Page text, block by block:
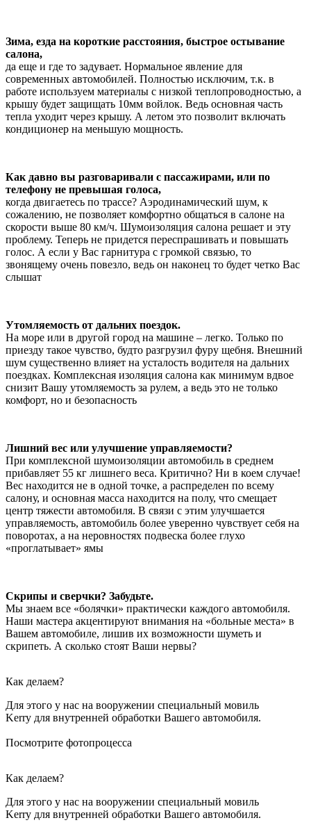
Зима, езда на короткие расстояния, быстрое остывание
салона,
да еще и где то задувает. Нормальное явление для
современных автомобилей. Полностью исключим, т.к. в
работе используем материалы с низкой теплопроводностью, а
крышу будет защищать 10мм войлок. Ведь основная часть
тепла уходит через крышу. А летом это позволит включать
кондиционер на меньшую мощность.
Как давно вы разговаривали с пассажирами, или по
телефону не превышая голоса,
когда двигаетесь по трассе? Аэродинамический шум, к
сожалению, не позволяет комфортно общаться в салоне на
скорости выше 80 км/ч. Шумоизоляция салона решает и эту
проблему. Теперь не придется переспрашивать и повышать
голос. А если у Вас гарнитура с громкой связью, то
звонящему очень повезло, ведь он наконец то будет четко Вас
слышат
Утомляемость от дальних поездок.
На море или в другой город на машине – легко. Только по
приезду такое чувство, будто разгрузил фуру щебня. Внешний
шум существенно влияет на усталость водителя на дальних
поездках. Комплексная изоляция салона как минимум вдвое
снизит Вашу утомляемость за рулем, а ведь это не только
комфорт, но и безопасность
Лишний вес или улучшение управляемости?
При комплексной шумоизоляции автомобиль в среднем
прибавляет 55 кг лишнего веса. Критично? Ни в коем случае!
Вес находится не в одной точке, а распределен по всему
салону, и основная масса находится на полу, что смещает
центр тяжести автомобиля. В связи с этим улучшается
управляемость, автомобиль более уверенно чувствует себя на
поворотах, а на неровностях подвеска более глухо
«проглатывает» ямы
Скрипы и сверчки? Забудьте.
Мы знаем все «болячки» практически каждого автомобиля.
Наши мастера акцентируют внимания на «больные места» в
Вашем автомобиле, лишив их возможности шуметь и
скрипеть. А сколько стоят Ваши нервы?
Как делаем?
Для этого у нас на вооружении специальный мовиль
Kerry для внутренней обработки Вашего автомобиля.
Посмотрите фотопроцесса
Как делаем?
Для этого у нас на вооружении специальный мовиль
Kerry для внутренней обработки Вашего автомобиля.